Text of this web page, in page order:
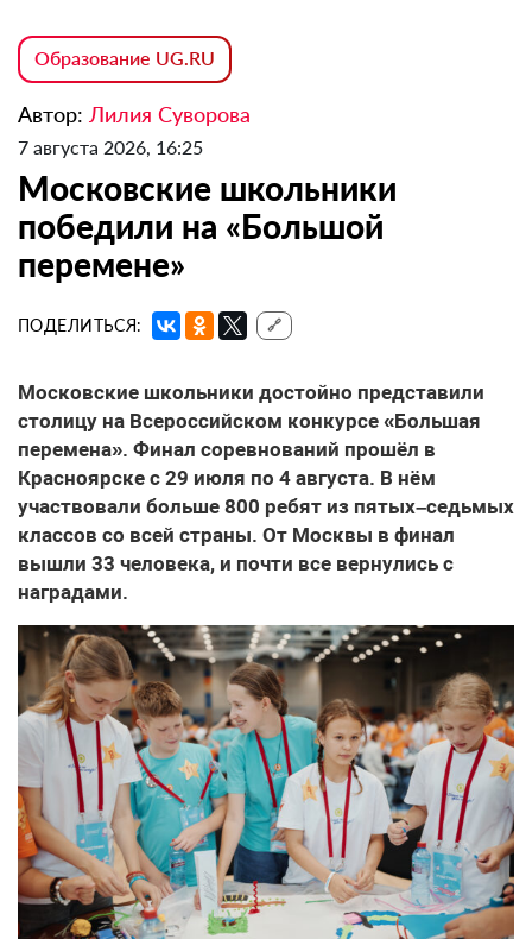
Образование UG.RU
Автор: Лилия Суворова
7 августа 2026, 16:25
Московские школьники
победили на «Большой
перемене»
ПОДЕЛИТЬСЯ: 🔗
Московские школьники достойно представили
столицу на Всероссийском конкурсе «Большая
перемена». Финал соревнований прошёл в
Красноярске с 29 июля по 4 августа. В нём
участвовали больше 800 ребят из пятых–седьмых
классов со всей страны. От Москвы в финал
вышли 33 человека, и почти все вернулись с
наградами.